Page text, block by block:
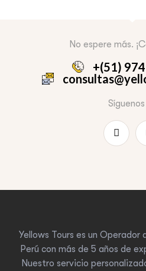
No espere más.
+(51)
Yellows Tours es un Operador
Perú con más de 5 años de
Nuestro servicio